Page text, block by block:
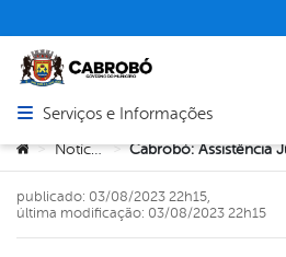
Abrir menu principal de navegação
Serviços e Informações
Você está aqui:
> Notícias >
publicado: 03/08/2023 22h15,
última modificação: 03/08/2023 22h15